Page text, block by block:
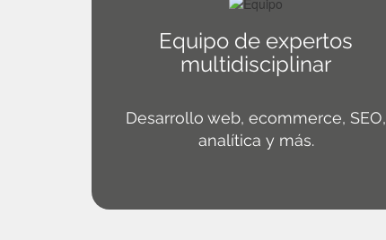
Equipo de expertos
multidisciplinar
Desarrollo web, ecommerce, SEO,
analítica y más.